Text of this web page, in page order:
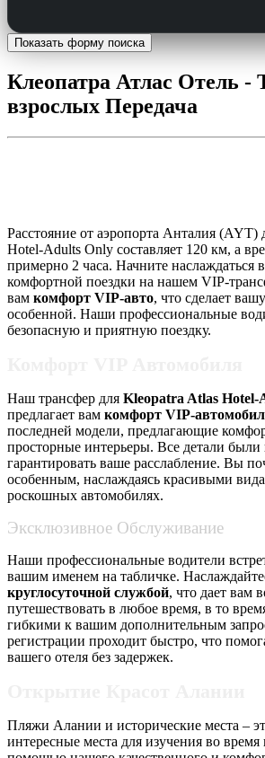
Показать форму поиска
Клеопатра Атлас Отель -
взрослых Передача
Расстояние от аэропорта Анталия (AYT)
Hotel-Adults Only составляет 120 км, а
примерно 2 часа. Начните наслаждаться
комфортной поездки на нашем VIP-
вам комфорт VIP-авто, что сделает
особенной. Наши профессиональные
безопасную и приятную поездку.
Наш трансфер для Kleopatra Atlas Hotel-
предлагает вам комфорт VIP-
последней модели, предлагающие
просторные интерьеры. Все детали
гарантировать ваше расслабление. Вы
особенным, наслаждаясь красивыми
роскошных автомобилях.
Эксклюзивное Обслуживание
Наши профессиональные водители
вашим именем на табличке.
круглосуточной службой, что дает вам
путешествовать в любое время, в то
гибкими к вашим дополнительным
регистрации проходит быстро, что
вашего отеля без задержек.
Пляжи Алании и исторические места –
интересные места для изучения во